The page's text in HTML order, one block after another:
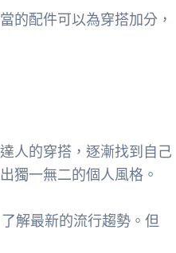
的配件可以為穿搭加分，
人的穿搭，逐漸找到自己
獨一無二的個人風格。
解最新的流行趨勢。但